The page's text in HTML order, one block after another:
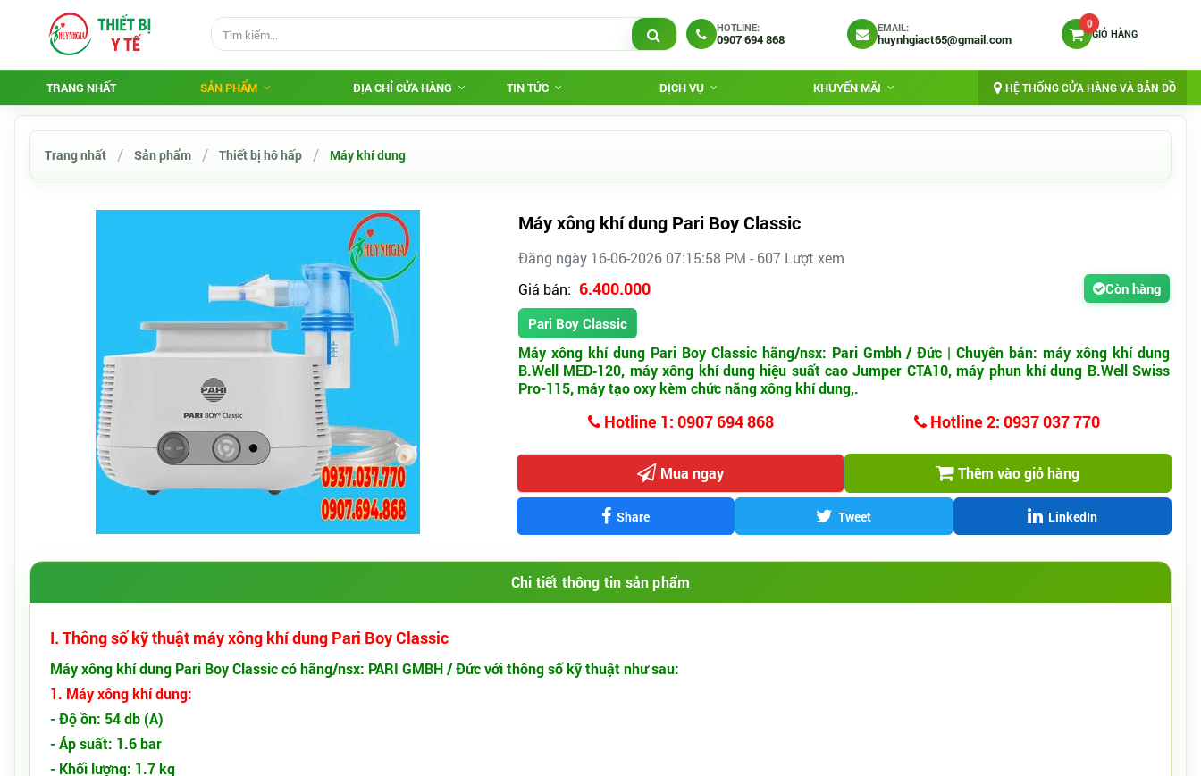
HOTLINE:
0907 694 868
EMAIL:
huynhgiact65@gmail.com
0
GIỎ HÀNG
TRANG NHẤT SẢN PHẨM ĐỊA CHỈ CỬA HÀNG TIN TỨC DỊCH VỤ KHUYẾN MÃI HỆ THỐNG CỬA HÀNG VÀ BẢN ĐỒ
Trang nhất Sản phẩm Thiết bị hô hấp Máy khí dung
Máy xông khí dung Pari Boy Classic
Đăng ngày 16-06-2026 07:15:58 PM - 607 Lượt xem
Giá bán: 6.400.000
Còn hàng
Pari Boy Classic
Máy xông khí dung Pari Boy Classic hãng/nsx: Pari Gmbh / Đức | Chuyên bán: máy xông khí dung
B.Well MED‑120, máy xông khí dung hiệu suất cao Jumper CTA10, máy phun khí dung B.Well Swiss
Pro-115, máy tạo oxy kèm chức năng xông khí dung,.
Hotline 1: 0907 694 868 Hotline 2: 0937 037 770
Mua ngay Thêm vào giỏ hàng
Share Tweet LinkedIn
Chi tiết thông tin sản phẩm
I. Thông số kỹ thuật máy xông khí dung Pari Boy Classic
Máy xông khí dung Pari Boy Classiccó hãng/nsx: PARI GMBH / Đức với thông số kỹ thuật như sau:
1. Máy xông khí dung:
​- Độ ồn: 54 db (A)
- Áp suất: 1.6 bar
- Khối lượng: 1.7 kg